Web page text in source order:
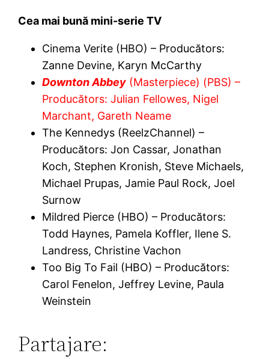
Cea mai bună mini-serie TV
Cinema Verite (HBO) – Producătors:
Zanne Devine, Karyn McCarthy
Downton Abbey (Masterpiece) (PBS) –
Producătors: Julian Fellowes, Nigel
Marchant, Gareth Neame
The Kennedys (ReelzChannel) –
Producătors: Jon Cassar, Jonathan
Koch, Stephen Kronish, Steve Michaels,
Michael Prupas, Jamie Paul Rock, Joel
Surnow
Mildred Pierce (HBO) – Producătors:
Todd Haynes, Pamela Koffler, Ilene S.
Landress, Christine Vachon
Too Big To Fail (HBO) – Producătors:
Carol Fenelon, Jeffrey Levine, Paula
Weinstein
Partajare: